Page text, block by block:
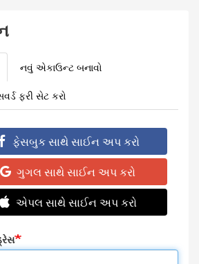
(active
tab)
નવું એકાઉન્ટ બનાવો
ફરી સેટ કરો
ફેસબુક સાથે સાઈન અપ કરો
ગુગલ સાથે સાઈન અપ કરો
એપલ સાથે સાઈન અપ કરો